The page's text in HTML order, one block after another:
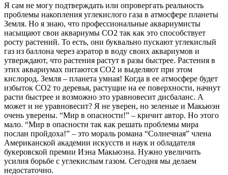
Я сам не могу подтверждать или опровергать реальность
проблемы накопления углекислого газа в атмосфере планеты
Земля. Но я знаю, что профессиональные аквариумисты
насыщают свои аквариумы CO2 так как это способствует
росту растений. То есть, они буквально пускают углекислый
газ из баллона через аэратор в воду своих аквариумов и
утверждают, что растения растут в разы быстрее. Растения в
этих аквариумах питаются CO2 и выделяют при этом
кислород. Земля – планета умная! Когда в ее атмосфере будет
избыток CO2 то деревья, растущие на ее поверхности, начнут
расти быстрее и возможно это уравновесит дисбаланс. А
может и не уравновесит? Я не уверен, но зеленые и Макьюэн
очень уверены. “Мир в опасности!” – кричит автор. Но этого
мало. “Мир в опасности так как решать проблемы мира
послан пройдоха!” – это мораль романа “Солнечная” члена
Американской академии искусств и наук и обладателя
букеровской премии Иэна Макьюэна. Нужно увеличить
усилия борьбе с углекислым газом. Сегодня мы делаем
недостаточно.